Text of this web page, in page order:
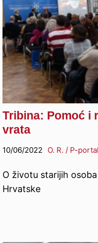
Tribina: Pomoć i
vrata
10/06/2022 O. R. / P-
O životu starijih
Hrvatske